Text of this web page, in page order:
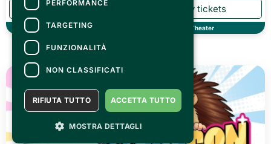
Theater Theater
MAGAZINE
PERFORMANCE
TARGETING
FUNZIONALITÀ
NON CLASSIFICATI
ACCETTA TUTTO
RIFIUTA TUTTO
MOSTRA DETTAGLI